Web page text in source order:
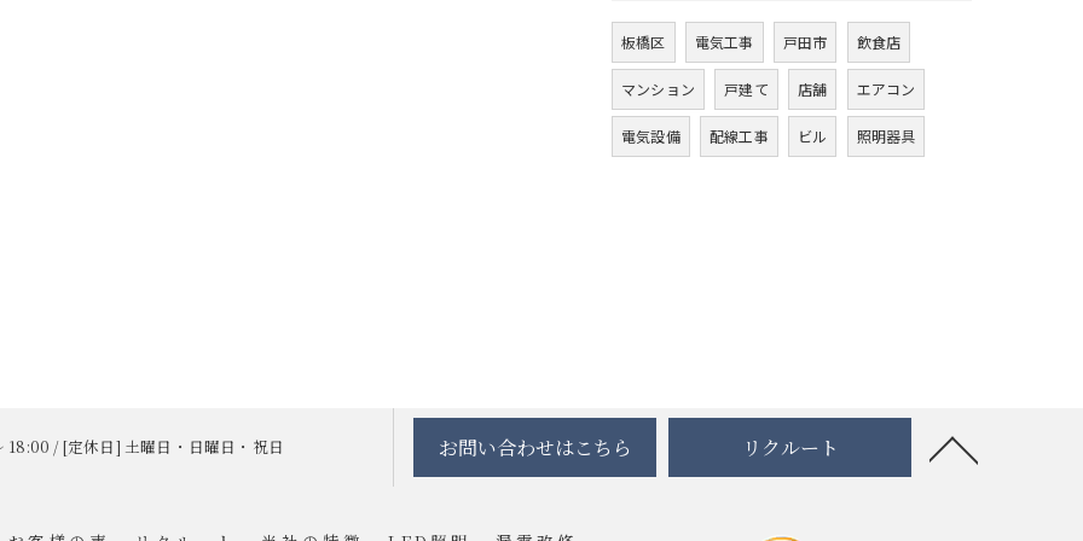
板橋区 電気工事 戸田市 飲食店
マンション 戸建て 店舗 エアコン
電気設備 配線工事 ビル 照明器具
18:00 / [定休日] 土曜日・日曜日・祝日 お問い合わせはこちら リクルート